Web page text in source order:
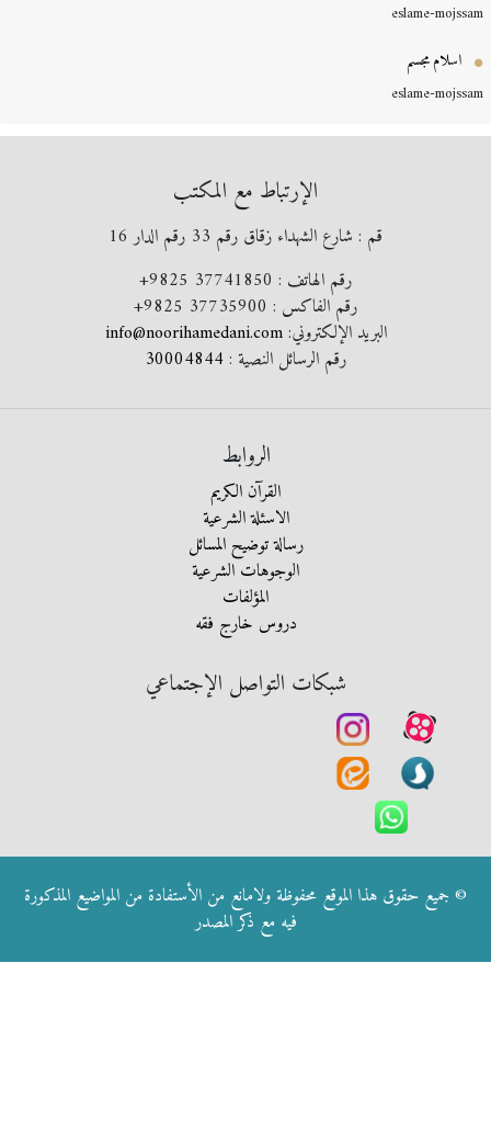
eslame-
اسلام مجسم
eslame-
الإرتباط مع المكتب
قم : شارع الشهداء زقاق رقم 33 رقم الدار 16
رقم الهاتف :+9825 37741850
رقم الفاكس :+9825 37735900
البريد الإلكتروني:info@noorihamedani.com
رقم الرسائل النصية :30004844
الروابط
القرآن الكريم
الاسئلة الشرعية
رسالة توضيح المسائل
الوجوهات الشرعية
المؤلفات
دروس خارج فقه
شبكات التواصل الإجتماعي
© جميع حقوق هذا الموقع محفوظة ولامانع من الأستفادة من المواضيع المذكورة
فيه مع ذكر المصدر